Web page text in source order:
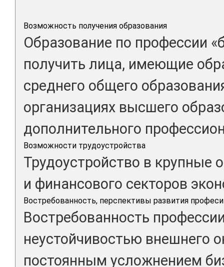
Возможность получения образования
Образование по профессии
получить лица, имеющие
среднего общего
организациях высшего
дополнительного
Возможности трудоустройства
Трудоустройство в крупные
и финансового секторов
Востребованность, перспективы развития
Востребованность
неустойчивостью внешнего
постоянным усложнением